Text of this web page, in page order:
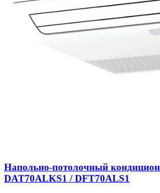
Напольно-потолочный
DAT70ALKS1 / DFT70ALS1